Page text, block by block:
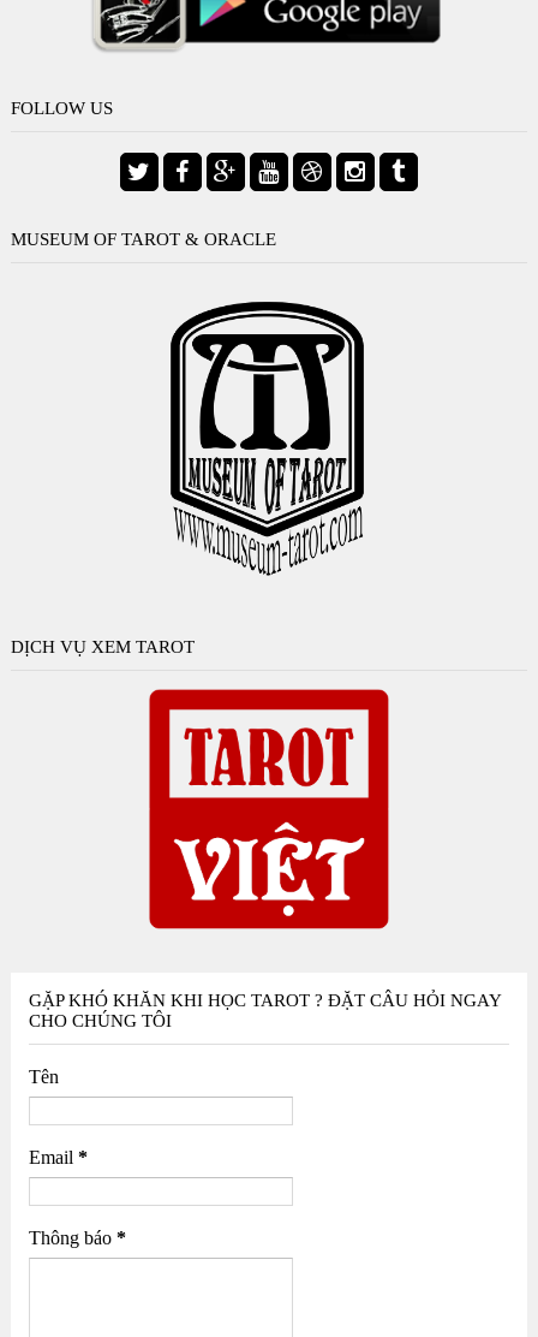
FOLLOW US
MUSEUM OF TAROT & ORACLE
DỊCH VỤ XEM TAROT
GẶP KHÓ KHĂN KHI HỌC TAROT ? ĐẶT CÂU HỎI NGAY
CHO CHÚNG TÔI
Tên
Email *
Thông báo *